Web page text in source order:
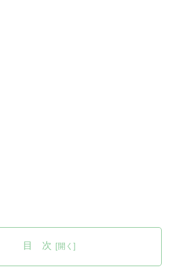
目 次